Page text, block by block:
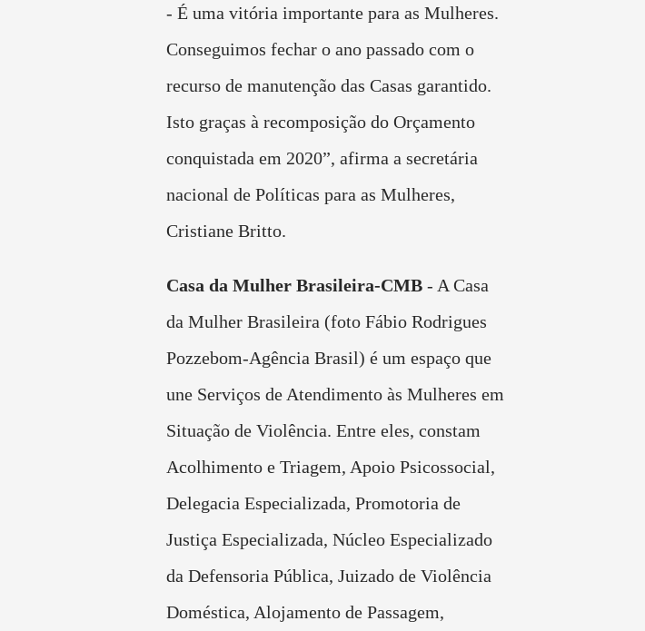
- É uma vitória importante para as Mulheres.
Conseguimos fechar o ano passado com o
recurso de manutenção das Casas garantido.
Isto graças à recomposição do Orçamento
conquistada em 2020”, afirma a secretária
nacional de Políticas para as Mulheres,
Cristiane Britto.
Casa da Mulher Brasileira-CMB- A Casa
da Mulher Brasileira (foto Fábio Rodrigues
Pozzebom-Agência Brasil) é um espaço que
une Serviços de Atendimento às Mulheres em
Situação de Violência. Entre eles, constam
Acolhimento e Triagem, Apoio Psicossocial,
Delegacia Especializada, Promotoria de
Justiça Especializada, Núcleo Especializado
da Defensoria Pública, Juizado de Violência
Doméstica, Alojamento de Passagem,